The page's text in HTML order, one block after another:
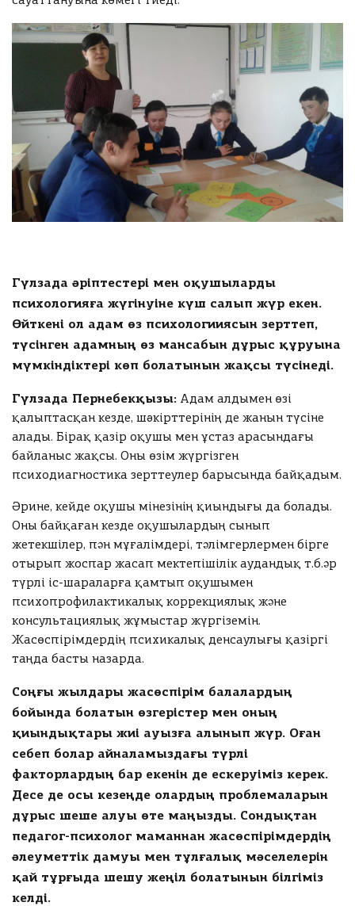
Гүлзада әріптестері мен оқушыларды
психологияға жүгінуіне күш салып жүр екен.
Өйткені ол адам өз психологииясын зерттеп,
түсінген адамның өз мансабын дұрыс құруына
мүмкіндіктері көп болатынын жақсы түсінеді.
Гүлзада Пернебекқызы: Адам алдымен өзі
қалыптасқан кезде, шәкірттерінің де жанын түсіне
алады. Бірақ қазір оқушы мен ұстаз арасындағы
байланыс жақсы. Оны өзім жүргізген
психодиагностика зерттеулер барысында байқадым.
Әрине, кейде оқушы мінезінің қиындығы да болады.
Оны байқаған кезде оқушылардың сынып
жетекшілер, пəн мұғалімдері, тəлімгерлермен бірге
отырып жоспар жасап мектепішілік аудандық т.б.əр
түрлі іс-шараларға қамтып оқушымен
психопрофилактикалық коррекциялық жəне
консультациялық жұмыстар жүргіземін.
Жасөспірімдердің психикалық денсаулығы қазіргі
таңда басты назарда.
Соңғы жылдары жасөспірім балалардың
бойында болатын өзгерістер мен оның
қиындықтары жиі ауызға алынып жүр. Оған
себеп болар айналамыздағы түрлі
факторлардың бар екенін де ескеруіміз керек.
Десе де осы кезеңде олардың проблемаларын
дұрыс шеше алуы өте маңызды. Сондықтан
педагог-психолог маманнан жасөспірімдердің
әлеуметтік дамуы мен тұлғалық мәселелерін
қай тұрғыда шешу жеңіл болатынын білгіміз
келді.
у
к
е
с
у
м
м
а
3
6
5
ш
р
ы
б
е
р
ді
о
л
и
ч
с
в
о
у
ч
с
т
н
и
к
:
И
о
г
о
0
т
г
Төлеу
ы
ғ
а
б
е
е
ді
Ұлытау облысы
Білім ордасы
Ск
ать
об
ра
зе
ц
зая
и
Ф
а
й
л
М
си
у
м
3
фа
йл
а,
фо
р